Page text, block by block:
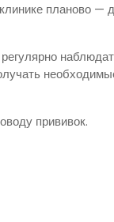
планово —
прививок.